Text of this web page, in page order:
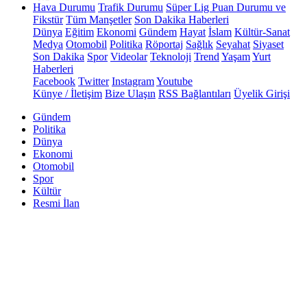
Hava Durumu Trafik Durumu Süper Lig Puan Durumu ve
Fikstür Tüm Manşetler Son Dakika Haberleri
Dünya Eğitim Ekonomi Gündem Hayat İslam Kültür-Sanat
Medya Otomobil Politika Röportaj Sağlık Seyahat Siyaset
Son Dakika Spor Videolar Teknoloji Trend YaşamYurt
Haberleri
Facebook Twitter InstagramYoutube
Künye / İletişim Bize Ulaşın RSS Bağlantıları Üyelik Girişi
Gündem
Politika
Dünya
Ekonomi
Otomobil
Spor
Kültür
Resmi İlan